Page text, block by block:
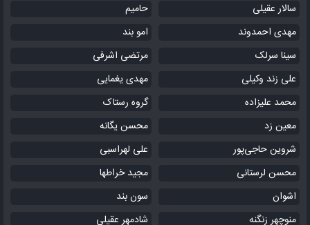
سالار عقیلی
حامیم
مهدی احمدوند
امو بند
سینا سرلک
مرتضی اشرفی
علی زند وکیلی
مهدی یغمایی
محمد علیزاده
گروه رستاک
معین زد
محسن یگانه
شروین حاجی‌پور
علی لهراسبی
محسن لرستانی
مجید خراطها
اشوان
سون بند
منوچهر زنگنه
شادمهر عقیلی